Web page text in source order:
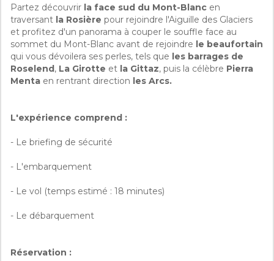
Partez découvrir la face sud du Mont-Blanc en
traversant la Rosière pour rejoindre l'Aiguille des Glaciers
et profitez d'un panorama à couper le souffle face au
sommet du Mont-Blanc avant de rejoindre le beaufortain
qui vous dévoilera ses perles, tels que les barrages de
Roselend, La Girotte et la Gittaz, puis la célèbre Pierra
Menta en rentrant direction les Arcs.
L'expérience comprend :
- Le briefing de sécurité
- L'embarquement
- Le vol (temps estimé : 18 minutes)
- Le débarquement
Réservation :